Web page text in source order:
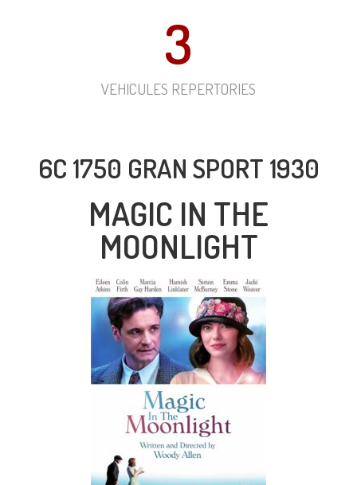
VEHICULES REPERTORIES
3
6C 1750 GRAN SPORT 1930
MAGIC IN THE
MOONLIGHT